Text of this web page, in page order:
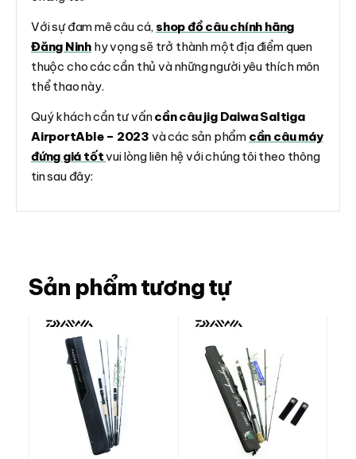
Với sự đam mê câu cá, shop đồ câu chính hãng
Đăng Ninhhy vọng sẽ trở thành một địa điểm quen
thuộc cho các cần thủ và những người yêu thích môn
thể thao này.
Quý khách cần tư vấncần câu jig Daiwa Saltiga
AirportAble – 2023 và các sản phẩm cần câu máy
đứng giá tốtvui lòng liên hệ với chúng tôi theo thông
tin sau đây:
Sản phẩm tương tự